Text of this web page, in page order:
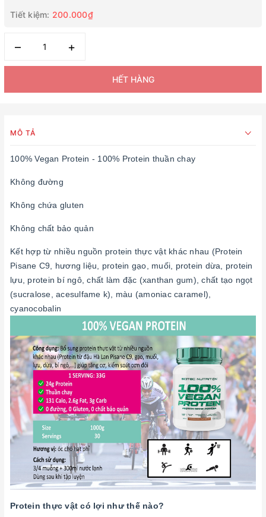
Tiết kiệm: 200.000₫
– +
HẾT HÀNG
MÔ TẢ
100% Vegan Protein - 100% Protein thuần chay
Không đường
Không chứa gluten
Không chất bảo quản
Kết hợp từ nhiều nguồn protein thực vật khác nhau (Protein
Pisane C9, hương liệu, protein gạo, muối, protein dừa, protein
lựu, protein bí ngô, chất làm đặc (xanthan gum), chất tạo ngọt
(sucralose, acesulfame k), màu (amoniac caramel),
cyanocobalin
Protein thực vật có lợi như thế nào?